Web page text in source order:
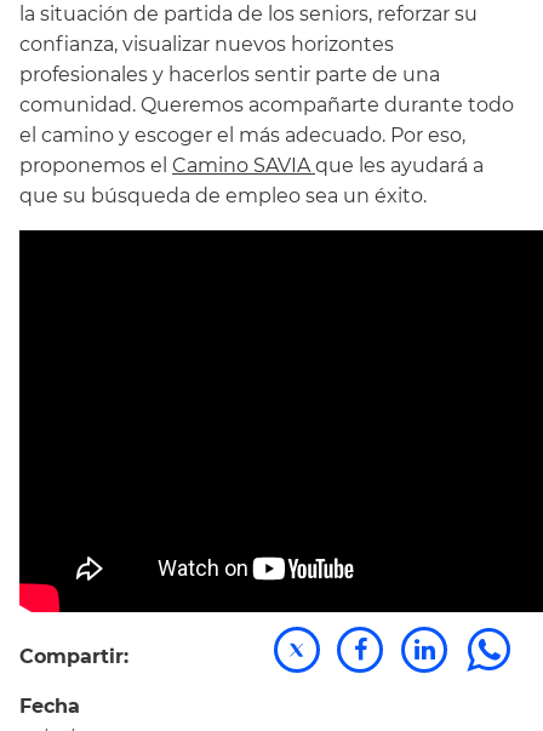
la situación de partida de los seniors, reforzar su
confianza, visualizar nuevos horizontes
profesionales y hacerlos sentir parte de una
comunidad. Queremos acompañarte durante todo
el camino y escoger el más adecuado. Por eso,
proponemos el Camino SAVIAque les ayudará a
que su búsqueda de empleo sea un éxito.
Compartir:
Fecha